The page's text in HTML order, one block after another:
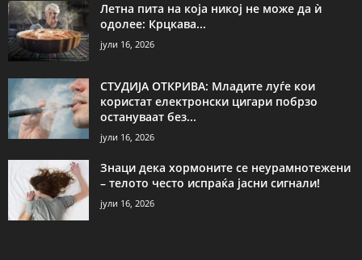
Летна пита на која никој не може да ѝ
одолее: Крцкава...
јули 16, 2026
СТУДИЈА ОТКРИВА: Младите луѓе кои
користат електронски цигари побрзо
остануваат без...
јули 16, 2026
Знаци дека хормоните се неурамнотежени
– телото често испраќа јасни сигнали!
јули 16, 2026